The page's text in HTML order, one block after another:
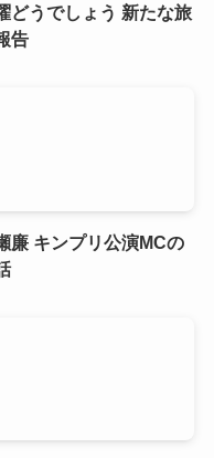
どうでしょう 新たな旅
告
廉 キンプリ公演MCの